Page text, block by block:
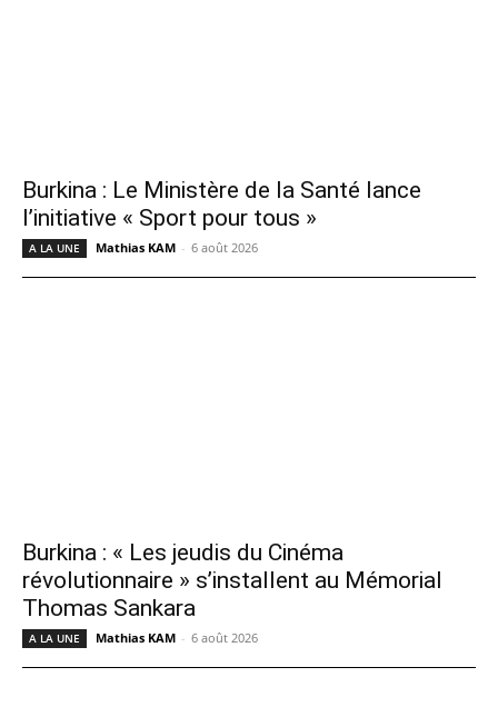
Burkina : Le Ministère de la Santé lance
l’initiative « Sport pour tous »
A LA UNE Mathias KAM - 6 août 2026
Burkina : « Les jeudis du Cinéma
révolutionnaire » s’installent au Mémorial
Thomas Sankara
A LA UNE Mathias KAM - 6 août 2026